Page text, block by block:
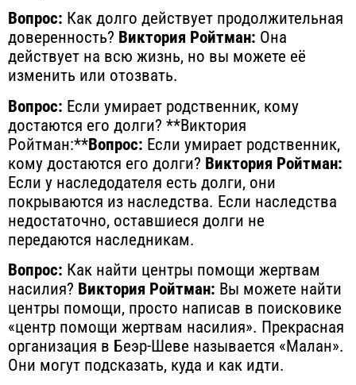
Вопрос: Как долго действует продолжительная
доверенность? Виктория Ройтман: Она
действует на всю жизнь, но вы можете её
изменить или отозвать.
Вопрос: Если умирает родственник, кому
достаются его долги? **Виктория
Ройтман:**Вопрос: Если умирает родственник,
кому достаются его долги? Виктория Ройтман:
Если у наследодателя есть долги, они
покрываются из наследства. Если наследства
недостаточно, оставшиеся долги не
передаются наследникам.
Вопрос: Как найти центры помощи жертвам
насилия? Виктория Ройтман: Вы можете найти
центры помощи, просто написав в поисковике
«центр помощи жертвам насилия». Прекрасная
организация в Беэр-Шеве называется «Малан».
Они могут подсказать, куда и как идти.